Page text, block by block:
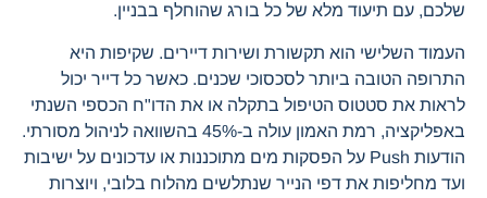
שלכם, עם תיעוד מלא של כל בורג שהוחלף בבניין.
העמוד השלישי הוא תקשורת ושירות דיירים. שקיפות היא
התרופה הטובה ביותר לסכסוכי שכנים. כאשר כל דייר יכול
לראות את סטטוס הטיפול בתקלה או את הדו"ח הכספי השנתי
באפליקציה, רמת האמון עולה ב-45% בהשוואה לניהול מסורתי.
הודעות Push על הפסקות מים מתוכננות או עדכונים על ישיבות
ועד מחליפות את דפי הנייר שנתלשים מהלוח בלובי, ויוצרות